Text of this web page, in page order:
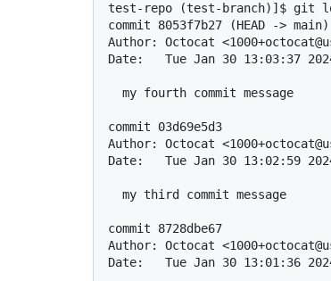
test-repo (test-branch)]$ git
commit 8053f7b27 (HEAD -> main)
Author: Octocat
Date:   Tue Jan 30 13:03:37
commit 03d69e5d3
Author: Octocat
Date:   Tue Jan 30 13:02:59
commit 8728dbe67
Author: Octocat
Date:   Tue Jan 30 13:01:36